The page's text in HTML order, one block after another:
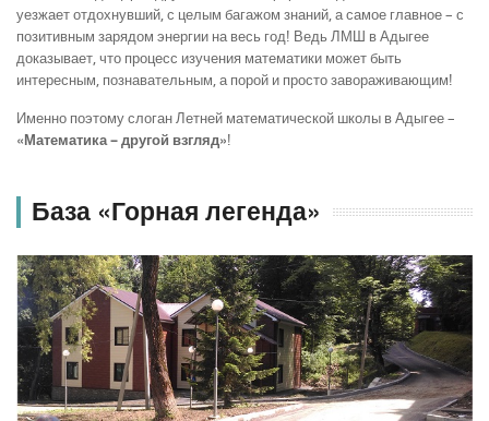
уезжает отдохнувший, с целым багажом знаний, а самое главное – с
позитивным зарядом энергии на весь год! Ведь ЛМШ в Адыгее
доказывает, что процесс изучения математики может быть
интересным, познавательным, а порой и просто завораживающим!
Именно поэтому слоган Летней математической школы в Адыгее –
«Математика – другой взгляд»!
База «Горная легенда»